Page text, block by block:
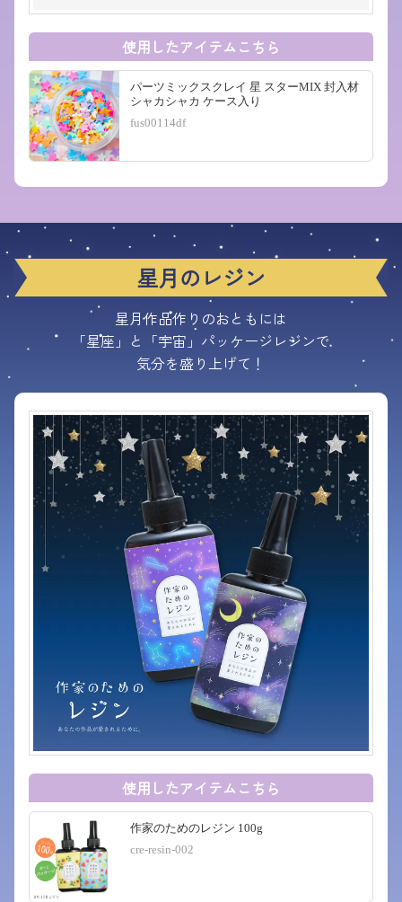
使用したアイテムこちら
パーツミックスクレイ 星 スターMIX 封入材
シャカシャカ ケース入り
fus00114df
星月のレジン
星月作品作りのおともには
「星座」と「宇宙」パッケージレジンで
気分を盛り上げて！
使用したアイテムこちら
作家のためのレジン 100g
cre-resin-002